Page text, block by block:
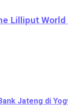
Lilliput
Jateng di